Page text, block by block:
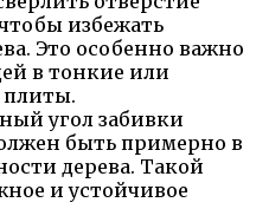
избежать
Это особенно важно
в тонкие или
плиты.
угол забивки
быть примерно в
дерева. Такой
и устойчивое